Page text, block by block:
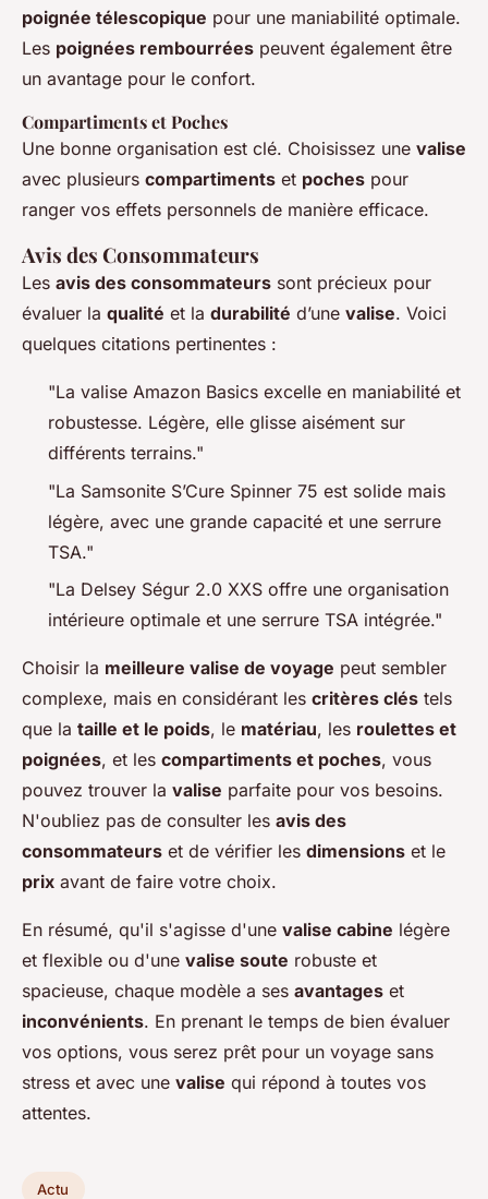
poignée télescopique pour une maniabilité optimale.
Les poignées rembourrées peuvent également être
un avantage pour le confort.
Compartiments et Poches
Une bonne organisation est clé. Choisissez une valise
avec plusieurs compartiments et poches pour
ranger vos effets personnels de manière efficace.
Avis des Consommateurs
Les avis des consommateurs sont précieux pour
évaluer la qualité et la durabilité d’une valise. Voici
quelques citations pertinentes :
"La valise Amazon Basics excelle en maniabilité et
robustesse. Légère, elle glisse aisément sur
différents terrains."
"La Samsonite S’Cure Spinner 75 est solide mais
légère, avec une grande capacité et une serrure
TSA."
"La Delsey Ségur 2.0 XXS offre une organisation
intérieure optimale et une serrure TSA intégrée."
Choisir la meilleure valise de voyage peut sembler
complexe, mais en considérant les critères clés tels
que la taille et le poids, le matériau, les roulettes et
poignées, et les compartiments et poches, vous
pouvez trouver la valise parfaite pour vos besoins.
N'oubliez pas de consulter les avis des
consommateurs et de vérifier les dimensions et le
prix avant de faire votre choix.
En résumé, qu'il s'agisse d'une valise cabine légère
et flexible ou d'une valise soute robuste et
spacieuse, chaque modèle a ses avantages et
inconvénients. En prenant le temps de bien évaluer
vos options, vous serez prêt pour un voyage sans
stress et avec une valise qui répond à toutes vos
attentes.
Actu